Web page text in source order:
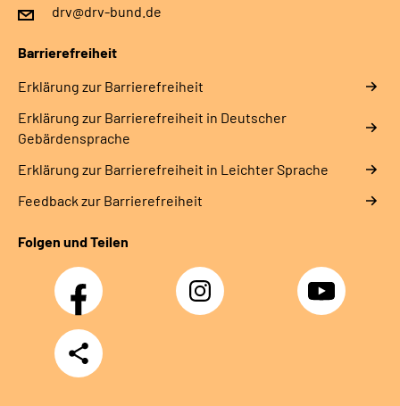
drv@drv-bund.de
Barrierefreiheit
Erklärung zur Barrierefreiheit
Erklärung zur Barrierefreiheit in Deutscher
Gebärdensprache
Erklärung zur Barrierefreiheit in Leichter Sprache
Feedback zur Barrierefreiheit
Folgen und Teilen
Facebook Instagram YouTube
Teilen